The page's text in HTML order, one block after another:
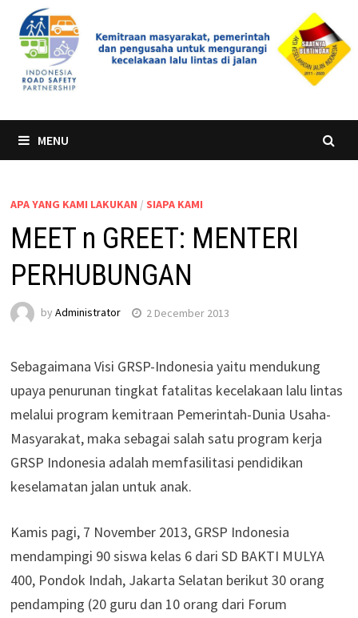
content
MENU
APA YANG KAMI LAKUKAN / SIAPA KAMI
MEET n GREET: MENTERI
PERHUBUNGAN
by Administrator 2 December 2013
Sebagaimana Visi GRSP-Indonesia yaitu mendukung
upaya penurunan tingkat fatalitas kecelakaan lalu lintas
melalui program kemitraan Pemerintah-Dunia Usaha-
Masyarakat, maka sebagai salah satu program kerja
GRSP Indonesia adalah memfasilitasi pendidikan
keselamatan jalan untuk anak.
Kamis pagi, 7 November 2013, GRSP Indonesia
mendampingi 90 siswa kelas 6 dari SD BAKTI MULYA
400, Pondok Indah, Jakarta Selatan berikut 30 orang
pendamping (20 guru dan 10 orang dari Forum